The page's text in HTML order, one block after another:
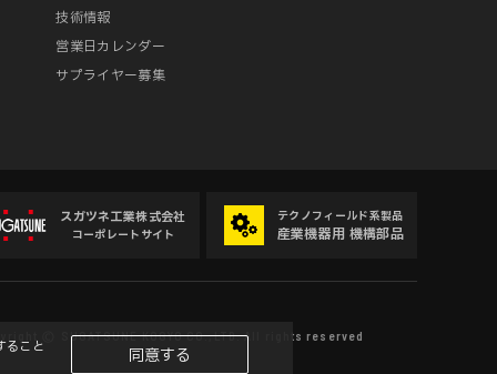
技術情報
営業日カレンダー
サプライヤー募集
スガツネ工業株式会社
コーポレートサイト
テクノフィールド系製品
産業機器用 機構部品
SUGATSUNE KOGYO CO.,LTD. All rights reserved
ること 同意する